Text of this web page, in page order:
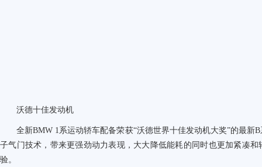
沃德十佳发动机
全新BMW 1系运动轿车配备荣获“沃德世界十佳发动机大奖”的最新
子气门技术，带来更强劲动力表现，大大降低能耗的同时也更加紧凑
验。